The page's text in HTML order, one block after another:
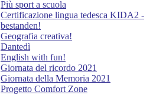
Più sport a scuola
Certificazione lingua tedesca KIDA2 -
bestanden!
Geografia creativa!
Dantedì
English with fun!
Giornata del ricordo 2021
Giornata della Memoria 2021
Progetto Comfort Zone